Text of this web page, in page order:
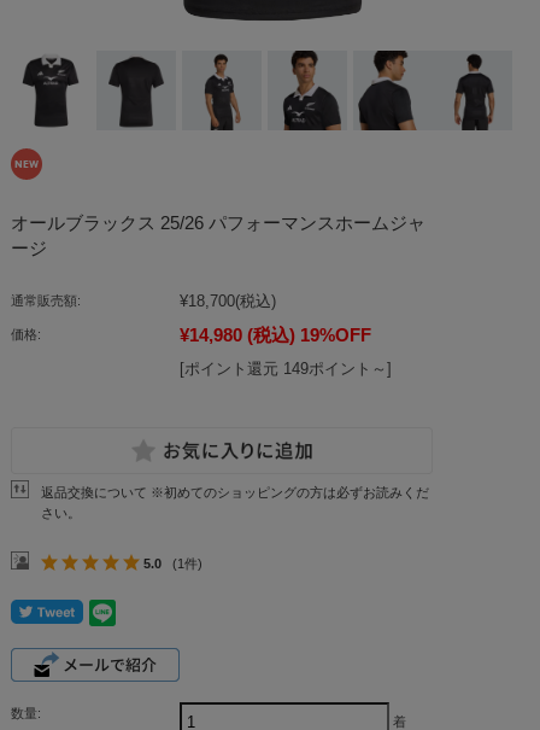
オールブラックス 25/26 パフォーマンスホームジャ
ージ
通常販売額: ¥18,700(税込)
価格: ¥14,980 (税込) 19%OFF
[ポイント還元 149ポイント～]
返品交換について ※初めてのショッピングの方は必ずお読みくだ
さい。
5.0 (1件)
数量:
着